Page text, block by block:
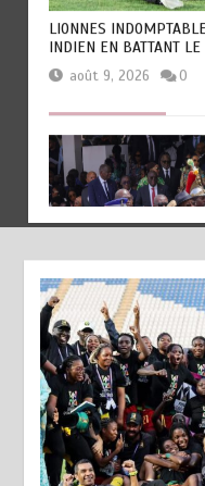
OLIGUI NGUEMA EN
COOPERATION ET
GABONAISE
août 8, 2026 1